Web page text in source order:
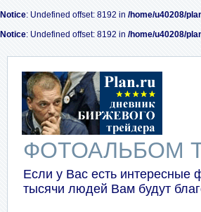
Notice: Undefined offset: 8192 in /home/u40208/
Notice: Undefined offset: 8192 in /home/u40208/
ФОТОАЛЬБОМ
Если у Вас есть интересные
тысячи людей Вам будут